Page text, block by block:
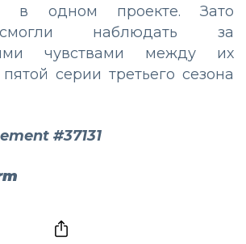
в одном проекте. Зато
наблюдать за
чувствами между их
серии третьего сезона
#37131